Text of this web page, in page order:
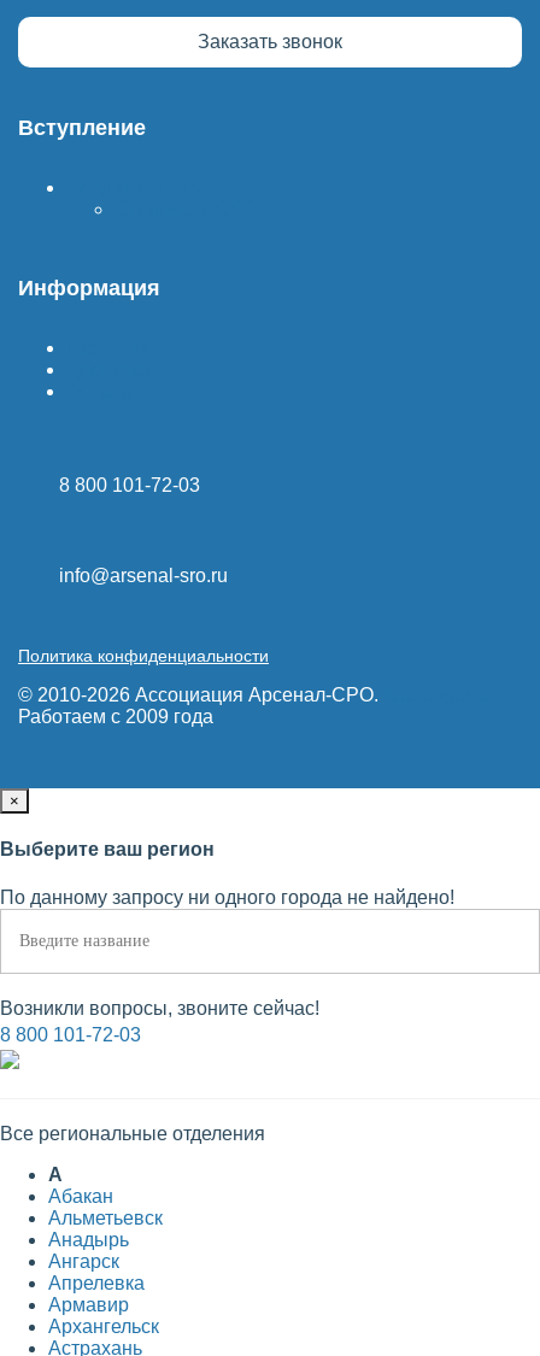
Заказать звонок
Политика конфиденциальности
Вступление
Информация
8 800 101-72-03
info@arsenal-sro.ru
© 2010-2026 Ассоциация Арсенал-СРО.
Работаем с 2009 года
×
Выберите ваш регион
По данному запросу ни одного города не найдено!
Возникли вопросы, звоните сейчас!
8 800 101-72-03
Все региональные отделения
А
Абакан
Альметьевск
Анадырь
Ангарск
Апрелевка
Армавир
Архангельск
Астрахань